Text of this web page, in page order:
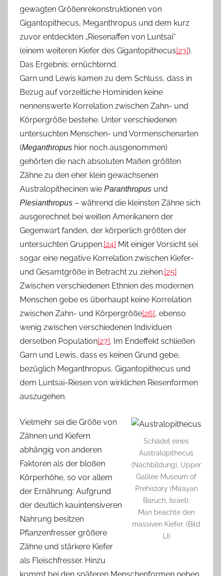
gewagten Größenrekonstruktionen von
Gigantopithecus, Meganthropus und dem kurz
zuvor entdeckten „Riesenaffen von Luntsai“
(einem weiteren Kiefer des Gigantopithecus[23]).
Das Ergebnis: ernüchternd.
Garn und Lewis kamen zu dem Schluss, dass in
Bezug auf vorzeitliche Hominiden keine
nennenswerte Korrelation zwischen Zahn- und
Körpergröße bestehe. Unter verschiedenen
untersuchten Menschen- und Vormenschenarten
(Meganthropus hier noch ausgenommen)
gehörten die nach absoluten Maßen größten
Zähne zu den eher klein gewachsenen
Australopithecinen wie Paranthropus und
Plesianthropus – während die kleinsten Zähne sich
ausgerechnet bei weißen Amerikanern der
Gegenwart fanden, der körperlich größten der
untersuchten Gruppen.[24] Mit einiger Vorsicht sei
sogar eine negative Korrelation zwischen Kiefer-
und Gesamtgröße in Betracht zu ziehen.[25]
Zwischen verschiedenen Ethnien des modernen
Menschen gebe es überhaupt keine Korrelation
zwischen Zahn- und Körpergröße[26], ebenso
wenig zwischen verschiedenen Individuen
derselben Population[27]. Im Endeffekt schließen
Garn und Lewis, dass es keinen Grund gebe,
bezüglich Meganthropus, Gigantopithecus und
dem Luntsai-Riesen von wirklichen Riesenformen
auszugehen.
Schädel eines
Australopithecus
(Nachbildung), Upper
Galilee Museum of
Prehistory (Ma’ayan
Baruch, Israel):
Man beachte den
massiven Kiefer. (Bild
LI)
Vielmehr sei die Größe von
Zähnen und Kiefern
abhängig von anderen
Faktoren als der bloßen
Körperhöhe, so vor allem
der Ernährung: Aufgrund
der deutlich kauintensiveren
Nahrung besitzen
Pflanzenfresser größere
Zähne und stärkere Kiefer
als Fleischfresser. Hinzu
kommt bei den späteren Menschenformen neben